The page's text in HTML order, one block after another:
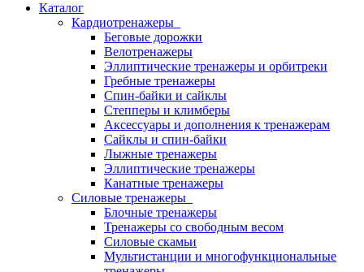
Каталог
Кардиотренажеры
Беговые дорожки
Велотренажеры
Эллиптические тренажеры и орбитреки
Гребные тренажеры
Спин-байки и сайклы
Степперы и климберы
Аксессуары и дополнения к тренажерам
Сайклы и спин-байки
Лыжные тренажеры
Эллиптические тренажеры
Канатные тренажеры
Силовые тренажеры
Блочные тренажеры
Тренажеры со свободным весом
Силовые скамьи
Мультистанции и многофункциональные